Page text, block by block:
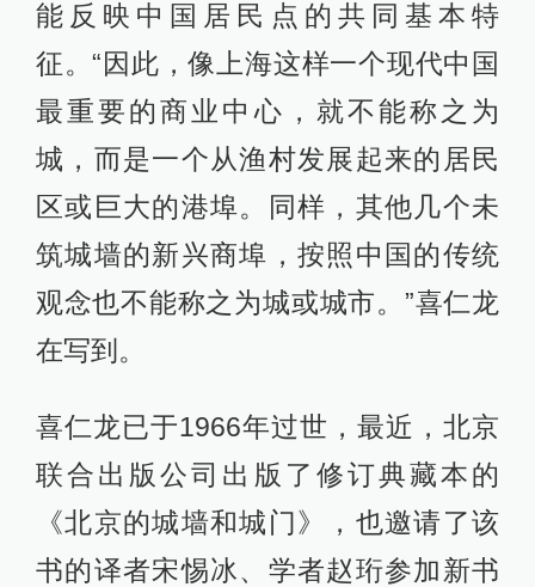
能反映中国居民点的共同基本特
征。“因此，像上海这样一个现代中国
最重要的商业中心，就不能称之为
城，而是一个从渔村发展起来的居民
区或巨大的港埠。同样，其他几个未
筑城墙的新兴商埠，按照中国的传统
观念也不能称之为城或城市。”喜仁龙
在写到。
喜仁龙已于1966年过世，最近，北京
联合出版公司出版了修订典藏本的
《北京的城墙和城门》，也邀请了该
书的译者宋惕冰、学者赵珩参加新书